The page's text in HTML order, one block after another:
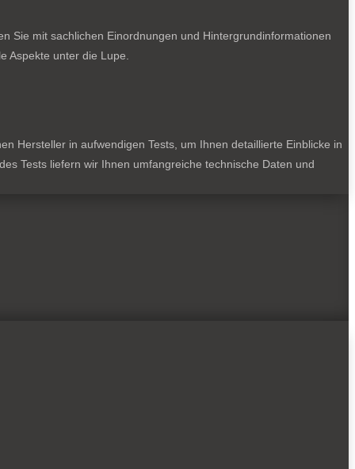
Sie mit sachlichen Einordnungen und Hintergrundinformationen
Aspekte unter die Lupe.
Hersteller in aufwendigen Tests, um Ihnen detaillierte Einblicke in
Tests liefern wir Ihnen umfangreiche technische Daten und